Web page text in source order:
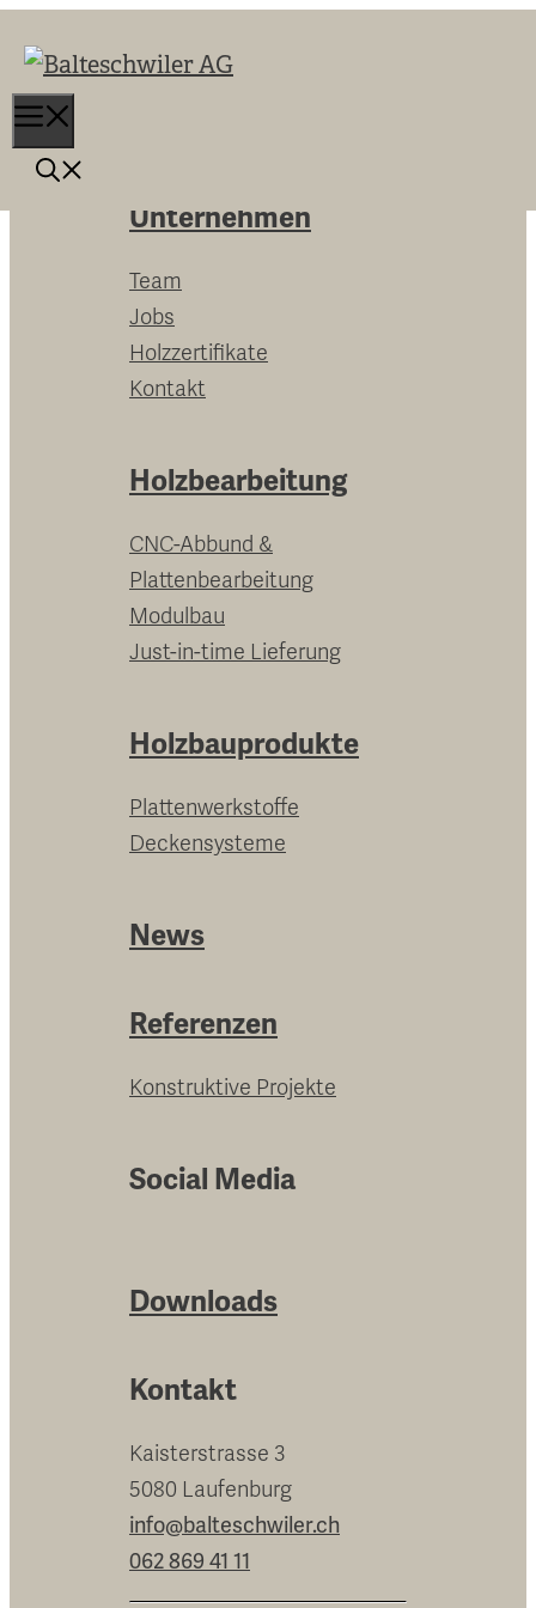
zum
Inhalt
Unternehmen
Team
Jobs
Holzzertifikate
Kontakt
Holzbearbeitung
CNC-Abbund &
Plattenbearbeitung
Modulbau
Just-in-time Lieferung
Holzbauprodukte
Plattenwerkstoffe
Deckensysteme
News
Referenzen
Konstruktive Projekte
Social Media
Downloads
Kontakt
Kaisterstrasse 3
5080 Laufenburg
info@balteschwiler.ch
062 869 41 11